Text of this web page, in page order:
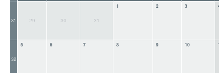
31 29 30 31
1 2 3
32
5 6 7 8 9 10